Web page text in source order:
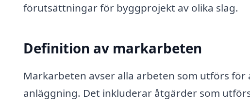
förutsättningar för byggprojekt av olika slag.
Definition av markarbeten
Markarbeten avser alla arbeten som utförs
anläggning. Det inkluderar åtgärder som